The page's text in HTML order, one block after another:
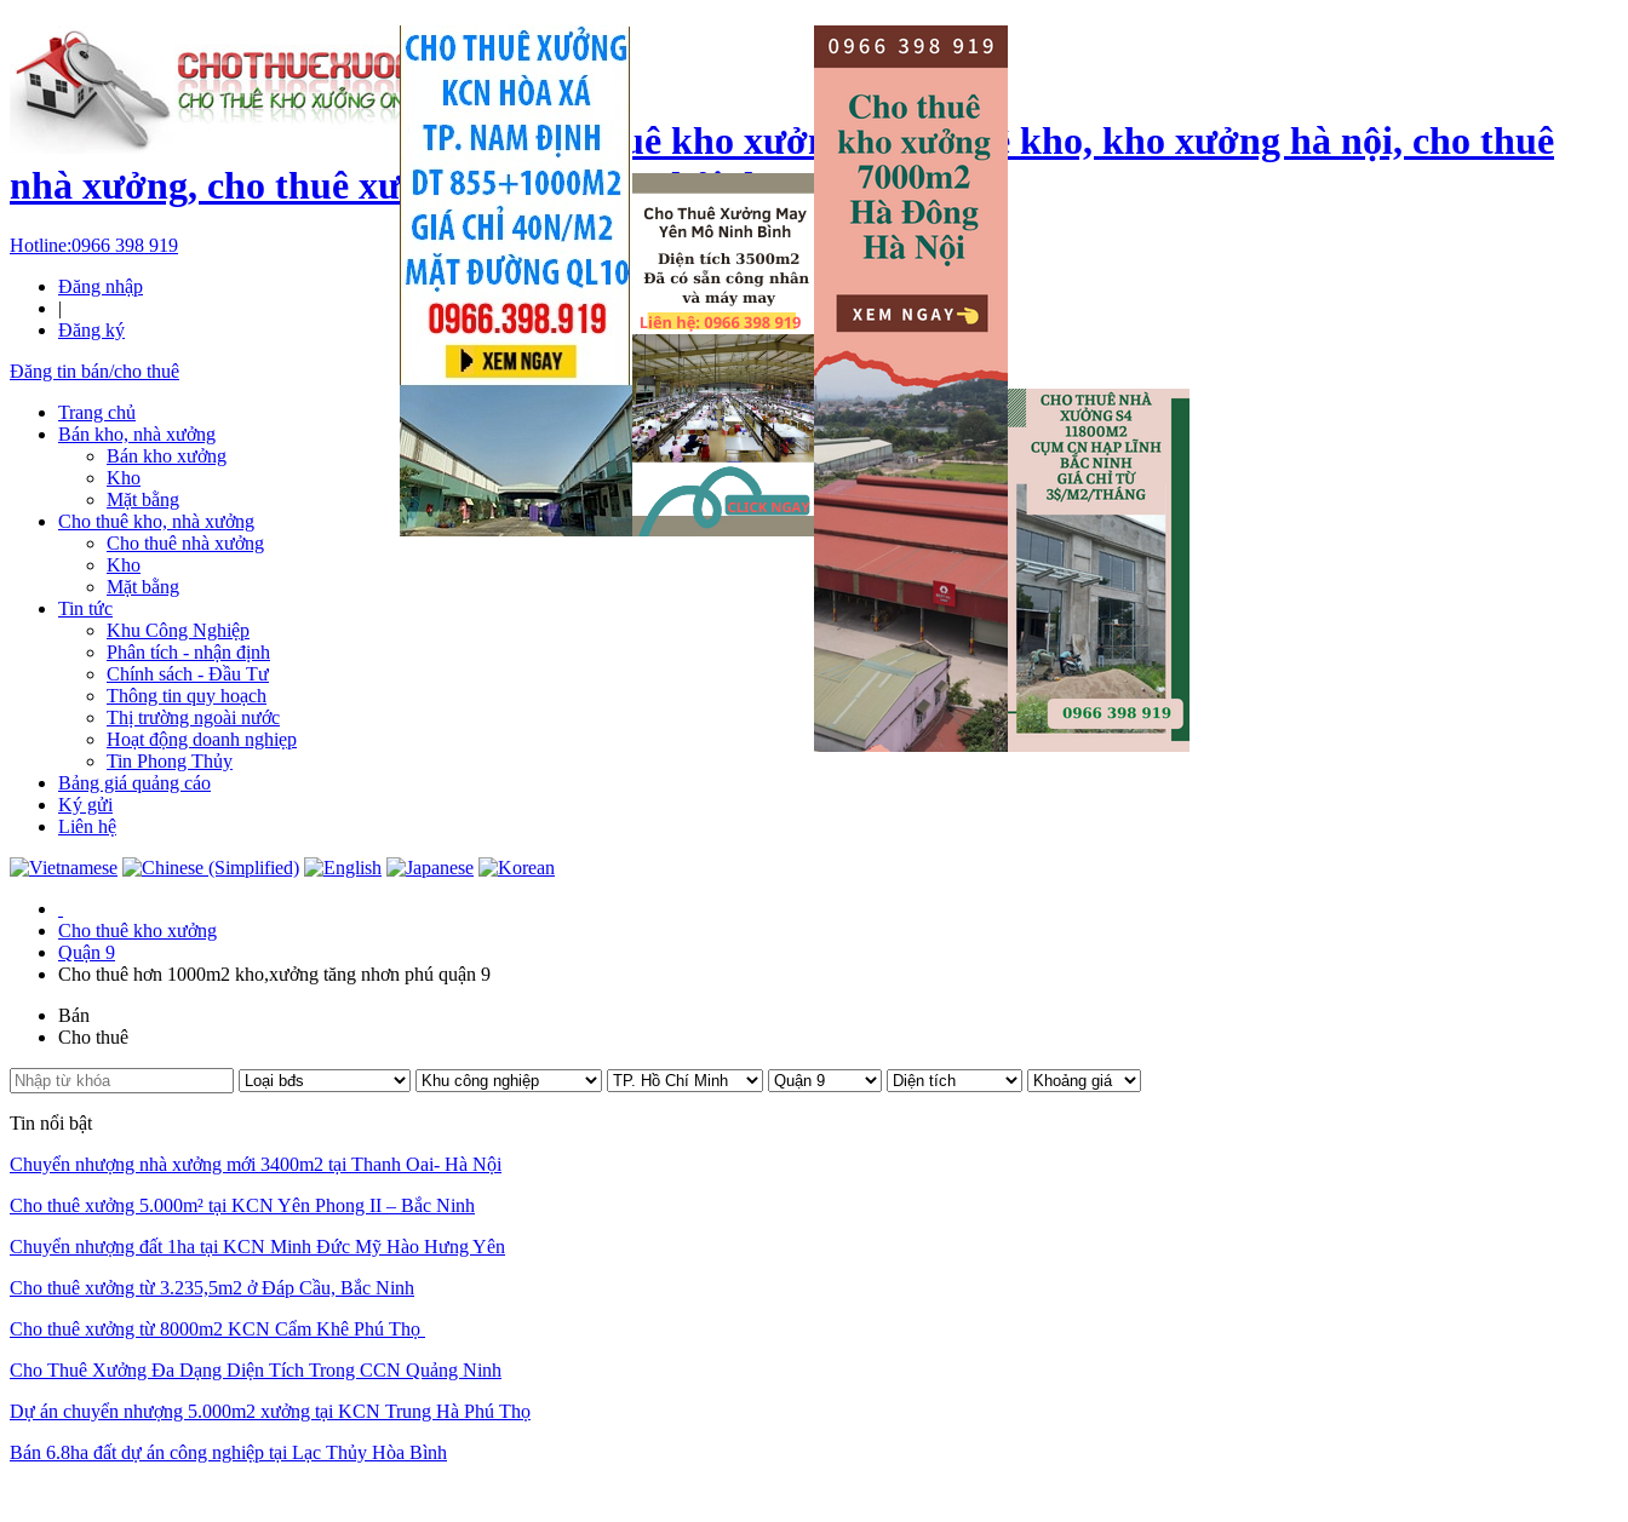
cho thuê kho xưởng, cho thuê kho, kho xưởng hà nội, cho thuê
nhà xưởng, cho thuê xưởng, kho xưởng hải dương
Hotline:0966 398 919
Đăng nhập
|
Đăng ký
Đăng tin bán/cho thuê
Trang chủ
Bán kho, nhà xưởng
Bán kho xưởng
Kho
Mặt bằng
Cho thuê kho, nhà xưởng
Cho thuê nhà xưởng
Kho
Mặt bằng
Tin tức
Khu Công Nghiệp
Phân tích - nhận định
Chính sách - Đầu Tư
Thông tin quy hoạch
Thị trường ngoài nước
Hoạt động doanh nghiẹp
Tin Phong Thủy
Bảng giá quảng cáo
Ký gửi
Liên hệ
Cho thuê kho xưởng
Quận 9
Cho thuê hơn 1000m2 kho,xưởng tăng nhơn phú quận 9
Bán
Cho thuê
Tin nổi bật
Chuyển nhượng nhà xưởng mới 3400m2 tại Thanh Oai- Hà Nội
Cho thuê xưởng 5.000m² tại KCN Yên Phong II – Bắc Ninh
Chuyển nhượng đất 1ha tại KCN Minh Đức Mỹ Hào Hưng Yên
Cho thuê xưởng từ 3.235,5m2 ở Đáp Cầu, Bắc Ninh
Cho thuê xưởng từ 8000m2 KCN Cẩm Khê Phú Thọ
Cho Thuê Xưởng Đa Dạng Diện Tích Trong CCN Quảng Ninh
Dự án chuyển nhượng 5.000m2 xưởng tại KCN Trung Hà Phú Thọ
Bán 6.8ha đất dự án công nghiệp tại Lạc Thủy Hòa Bình